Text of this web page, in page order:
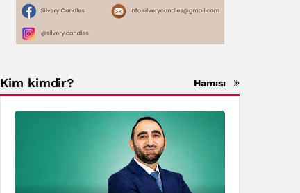
Kim kimdir? Hamısı